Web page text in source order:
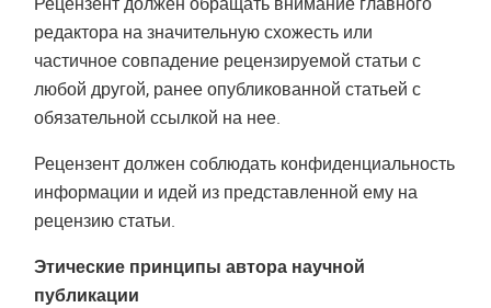
редактора на значительную схожесть или
частичное совпадение рецензируемой статьи с
любой другой, ранее опубликованной статьей с
обязательной ссылкой на нее.
Рецензент должен соблюдать конфиденциальность
информации и идей из представленной ему на
рецензию статьи.
Этические принципы автора научной
публикации